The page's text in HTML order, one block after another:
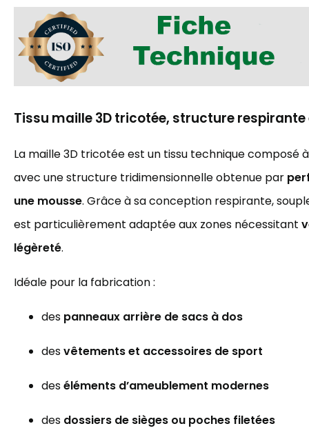
Tissu maille 3D tricotée, structure
La maille 3D tricotée est un tissu technique composé à
avec une structure tridimensionnelle obtenue par
une mousse. Grâce à sa conception respirante,
est particulièrement adaptée aux zones nécessitant
légèreté.
Idéale pour la fabrication :
des panneaux arrière de sacs à dos
desvêtements et accessoires de sport
deséléments d’ameublement modernes
des dossiers de sièges ou poches filetées